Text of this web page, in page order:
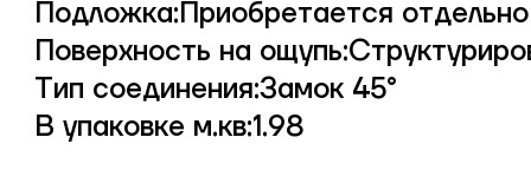
Подложка:Приобретается отдельно
Поверхность на
Тип соединения:Замок 45°
В упаковке м.кв:1.98